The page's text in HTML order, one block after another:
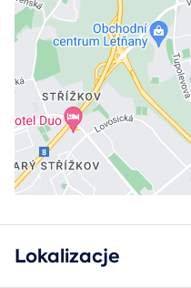
Lokalizacje